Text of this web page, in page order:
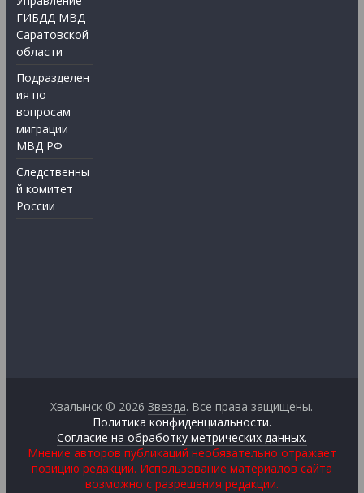
ГИБДД МВД
Саратовской
области
Подразделен
ия по
вопросам
миграции
МВД РФ
Следственны
й комитет
России
Хвалынск © 2026Звезда. Все права защищены.
Политика конфиденциальности.
Согласие на обработку метрических данных.
Мнение авторов публикаций необязательно отражает
позицию редакции. Использование материалов сайта
возможно с разрешения редакции.